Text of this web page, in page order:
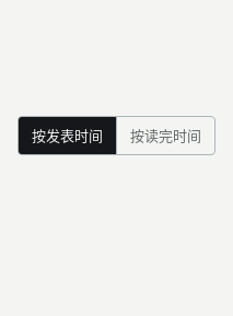
按发表时间 按读完时间